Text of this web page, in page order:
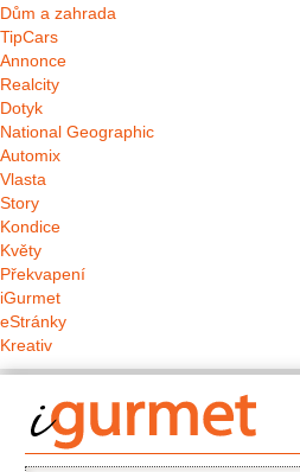
Dům a zahrada
TipCars
Annonce
Realcity
Dotyk
National Geographic
Automix
Vlasta
Story
Kondice
Květy
Překvapení
iGurmet
eStránky
Kreativ
Vyhledat